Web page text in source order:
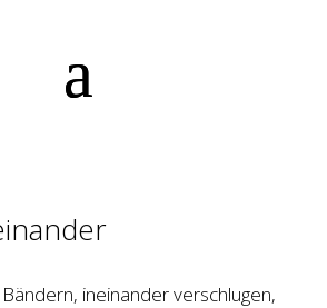
Bändern, ineinander verschlugen,